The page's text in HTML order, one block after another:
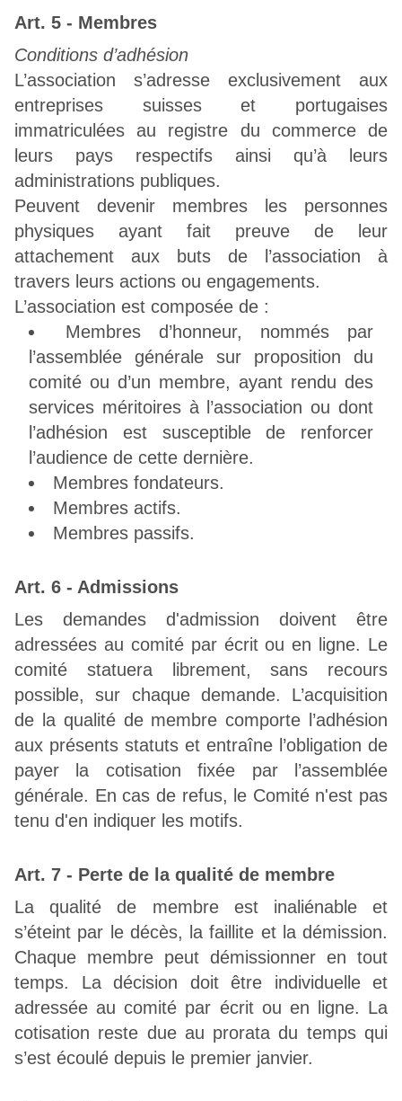
Art. 5 - Membres
Conditions d’adhésion
L’association s’adresse exclusivement aux
entreprises suisses et portugaises
immatriculées au registre du commerce de
leurs pays respectifs ainsi qu’à leurs
administrations publiques.
Peuvent devenir membres les personnes
physiques ayant fait preuve de leur
attachement aux buts de l’association à
travers leurs actions ou engagements.
L’association est composée de :
Membres d’honneur, nommés par
l’assemblée générale sur proposition du
comité ou d’un membre, ayant rendu des
services méritoires à l’association ou dont
l’adhésion est susceptible de renforcer
l’audience de cette dernière.
Membres fondateurs.
Membres actifs.
Membres passifs.
Art. 6 - Admissions
Les demandes d'admission doivent être
adressées au comité par écrit ou en ligne. Le
comité statuera librement, sans recours
possible, sur chaque demande. L’acquisition
de la qualité de membre comporte l’adhésion
aux présents statuts et entraîne l’obligation de
payer la cotisation fixée par l’assemblée
générale. En cas de refus, le Comité n'est pas
tenu d'en indiquer les motifs.
Art. 7 - Perte de la qualité de membre
La qualité de membre est inaliénable et
s’éteint par le décès, la faillite et la démission.
Chaque membre peut démissionner en tout
temps. La décision doit être individuelle et
adressée au comité par écrit ou en ligne. La
cotisation reste due au prorata du temps qui
s’est écoulé depuis le premier janvier.